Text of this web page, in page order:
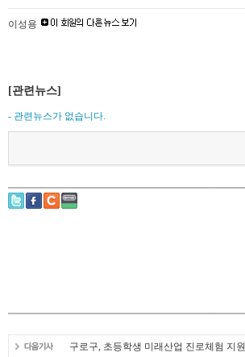
이성용
[관련뉴스]
- 관련뉴스가 없습니다.
구로구, 초등학생 미래산업 진로체험 지원